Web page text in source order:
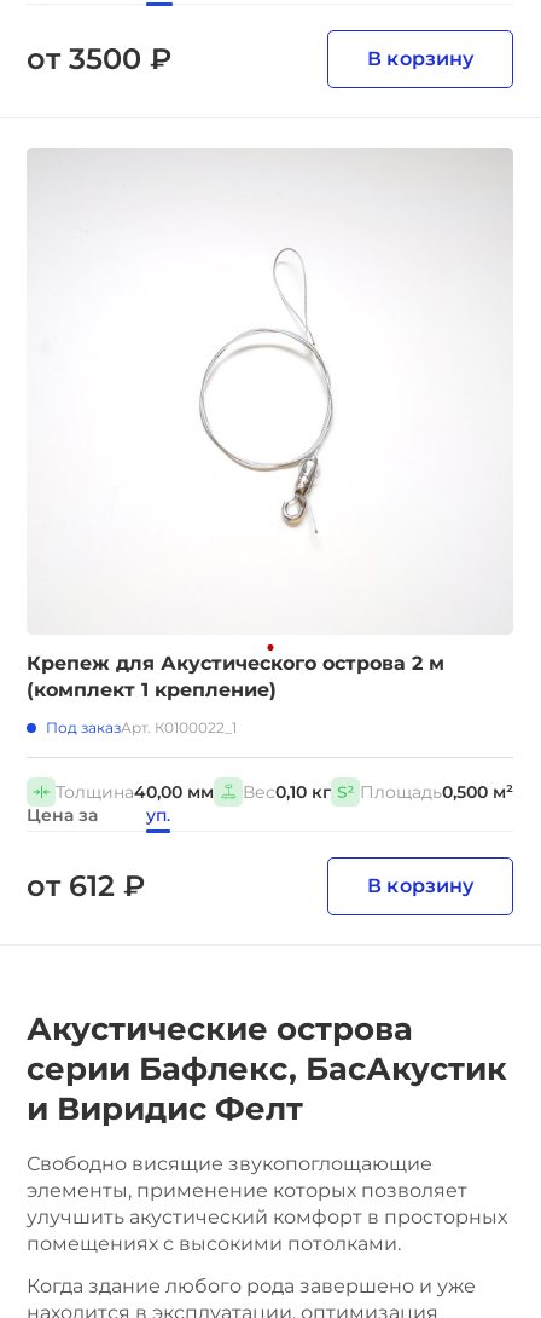
от 3500 ₽ В корзину
Крепеж для Акустического острова 2 м
(комплект 1 крепление)
Под заказАрт. К0100022_1
Толщина40,00 мм Вес0,10 кг Площадь0,500 м²
Цена за
уп.
от 612 ₽ В корзину
Акустические острова
серии Бафлекс, БасАкустик
и Виридис Фелт
Свободно висящие звукопоглощающие
элементы, применение которых позволяет
улучшить акустический комфорт в просторных
помещениях с высокими потолками.
Когда здание любого рода завершено и уже
находится в эксплуатации, оптимизация